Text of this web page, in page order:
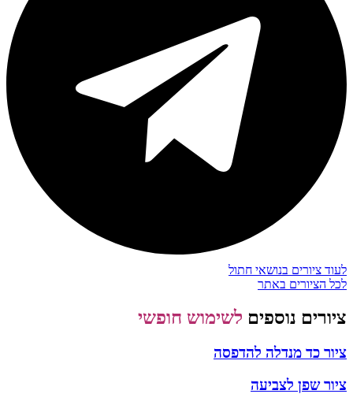
לעוד ציורים בנושאי חתול
לכל הציורים באתר
ציורים נוספים לשימוש חופשי
ציור כד מנדלה להדפסה
ציור שפן לצביעה